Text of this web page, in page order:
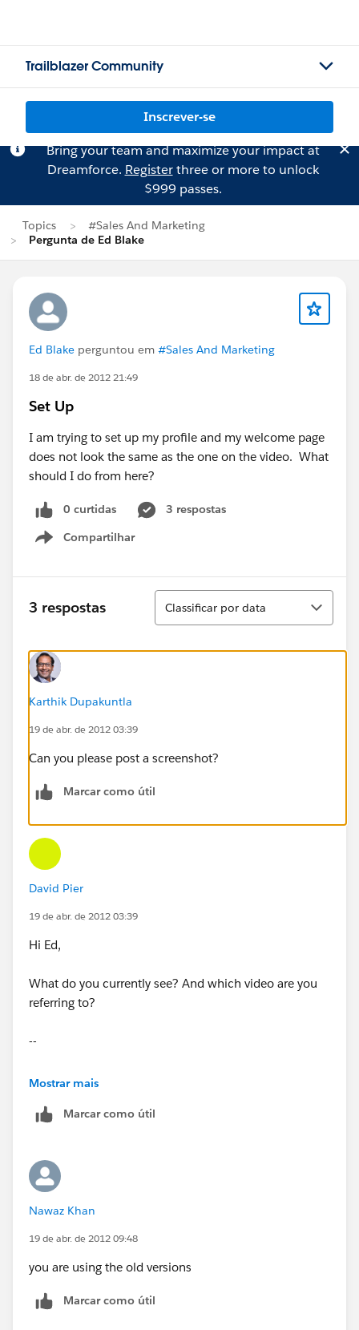
Trailblazer Community
Inscrever-se
Bring your team and maximize your impact at
Dreamforce. Registerthree or more to unlock
$999 passes.
Topics
#Sales And Marketing
Pergunta de Ed Blake
Ed Blake perguntou em #Sales And Marketing
18 de abr. de 2012 21:49
Set Up
I am trying to set up my profile and my welcome page
does not look the same as the one on the video. What
should I do from here?
0 curtidas
3 respostas
Compartilhar
Show menu
3 respostas
Classificar
Classificar por data
Karthik Dupakuntla
19 de abr. de 2012 03:39
Can you please post a screenshot?
Marcar como útil
David Pier
19 de abr. de 2012 03:39
Hi Ed,
What do you currently see? And which video are you
referring to?
--
David
Duckyforce.com
Mostrar mais
Marcar como útil
Nawaz Khan
19 de abr. de 2012 09:48
you are using the old versions
Marcar como útil